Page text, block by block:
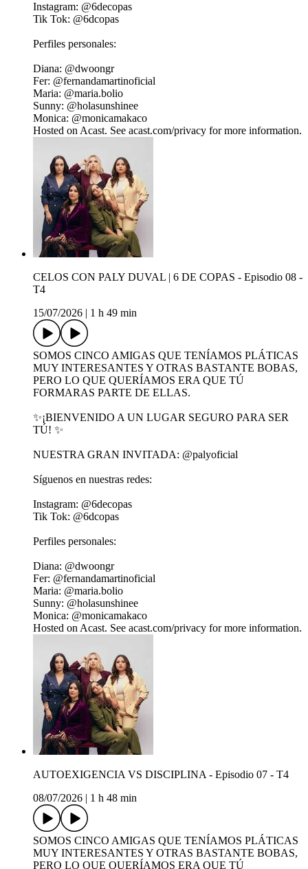
Instagram: ⁠@6decopas
Tik Tok: ⁠@6dcopas⁠
Perfiles personales:
Diana: @⁠dwoongr
Fer: ⁠@fernandamartinoficial
Maria: @maria.bolio ⁠
Sunny: @holasunshinee ⁠
Monica: @monicamakaco ⁠ ⁠
Hosted on Acast. See acast.com/privacy for more information.
CELOS CON PALY DUVAL | 6 DE COPAS - Episodio 08 -
T4
15/07/2026
1 h 49 min
SOMOS CINCO AMIGAS QUE TENÍAMOS PLÁTICAS
MUY INTERESANTES Y OTRAS BASTANTE BOBAS,
PERO LO QUE QUERÍAMOS ERA QUE TÚ
FORMARAS PARTE DE ELLAS.
✨¡BIENVENIDO A UN LUGAR SEGURO PARA SER
TÚ! ✨
NUESTRA GRAN INVITADA: @palyoficial
Síguenos en nuestras redes:
Instagram: ⁠@6decopas
Tik Tok: ⁠@6dcopas⁠
Perfiles personales:
Diana: @⁠dwoongr
Fer: ⁠@fernandamartinoficial
Maria: @maria.bolio ⁠
Sunny: @holasunshinee ⁠
Monica: @monicamakaco ⁠ ⁠
Hosted on Acast. See acast.com/privacy for more information.
AUTOEXIGENCIA VS DISCIPLINA - Episodio 07 - T4
08/07/2026
1 h 48 min
SOMOS CINCO AMIGAS QUE TENÍAMOS PLÁTICAS
MUY INTERESANTES Y OTRAS BASTANTE BOBAS,
PERO LO QUE QUERÍAMOS ERA QUE TÚ